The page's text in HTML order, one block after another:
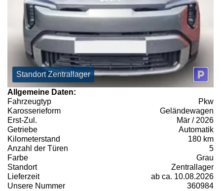
Standort Zentrallager
Allgemeine Daten:
Fahrzeugtyp
Pkw
Karosserieform
Geländewagen
Erst-Zul.
Mär / 2026
Getriebe
Automatik
Kilometerstand
180 km
Anzahl der Türen
5
Farbe
Grau
Standort
Zentrallager
Lieferzeit
ab ca. 10.08.2026
Unsere Nummer
360984